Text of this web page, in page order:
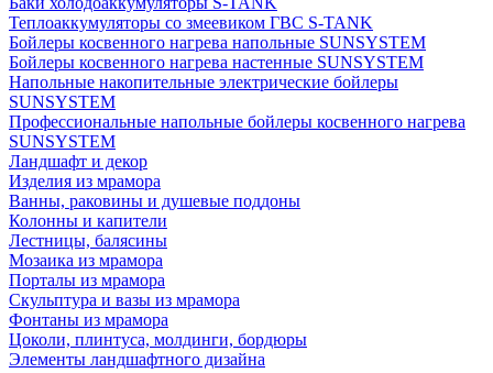
Теплоаккумуляторы со змеевиком ГВС S-TANK
Бойлеры косвенного нагрева напольные SUNSYSTEM
Бойлеры косвенного нагрева настенные SUNSYSTEM
Напольные накопительные электрические бойлеры
SUNSYSTEM
Профессиональные напольные бойлеры косвенного нагрева
SUNSYSTEM
Ландшафт и декор
Изделия из мрамора
Ванны, раковины и душевые поддоны
Колонны и капители
Лестницы, балясины
Мозаика из мрамора
Порталы из мрамора
Скульптура и вазы из мрамора
Фонтаны из мрамора
Цоколи, плинтуса, молдинги, бордюры
Элементы ландшафтного дизайна